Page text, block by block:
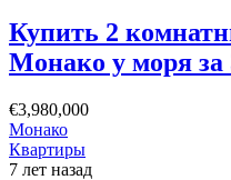
Купить 2
Монако у моря за
€3,980,000
Монако
Квартиры
7 лет назад